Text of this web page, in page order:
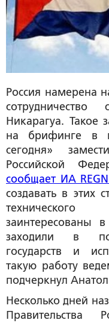
Россия намерена
Никарагуа. Такое
на брифинге в
сегодня»
Российской
сообщает ИА
создавать в этих
заинтересованы
заходили в
государств и
такую работу
подчеркнул
Несколько дней
Правительства